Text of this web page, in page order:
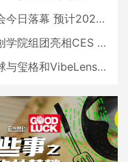
预计2026行业收入将超五千亿美元
组团亮相CES 广受好评
和VibeLens共同推出全新耳机